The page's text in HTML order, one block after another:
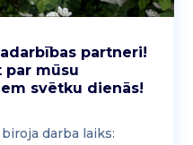
partneri!
par mūsu
svētku dienās!
darba laiks: